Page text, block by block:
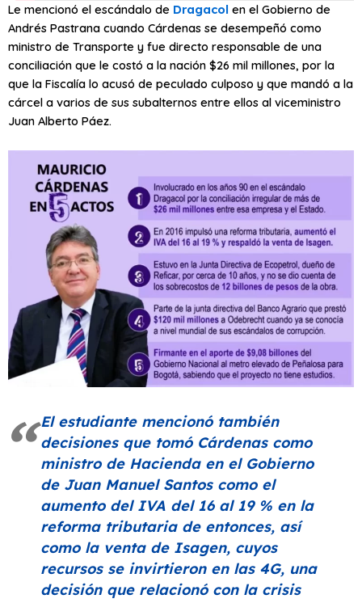
Le mencionó el escándalo de Dragacol en el Gobierno de
Andrés Pastrana cuando Cárdenas se desempeñó como
ministro de Transporte y fue directo responsable de una
conciliación que le costó a la nación $26 mil millones, por la
que la Fiscalía lo acusó de peculado culposo y que mandó a la
cárcel a varios de sus subalternos entre ellos al viceministro
Juan Alberto Páez.
El estudiante mencionó también
decisiones que tomó Cárdenas como
ministro de Hacienda en el Gobierno
de Juan Manuel Santos como el
aumento del IVA del 16 al 19 % en la
reforma tributaria de entonces, así
como la venta de Isagen, cuyos
recursos se invirtieron en las 4G, una
decisión que relacionó con la crisis